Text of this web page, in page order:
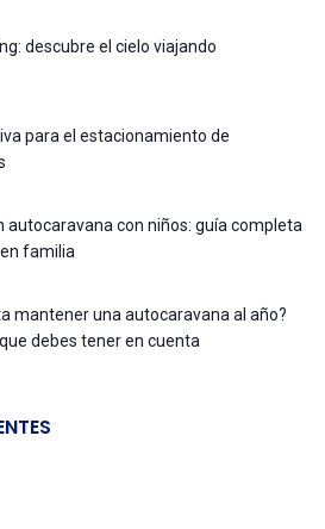
descubre el cielo viajando
para el estacionamiento de
autocaravana con niños: guía completa
familia
mantener una autocaravana al año?
debes tener en cuenta